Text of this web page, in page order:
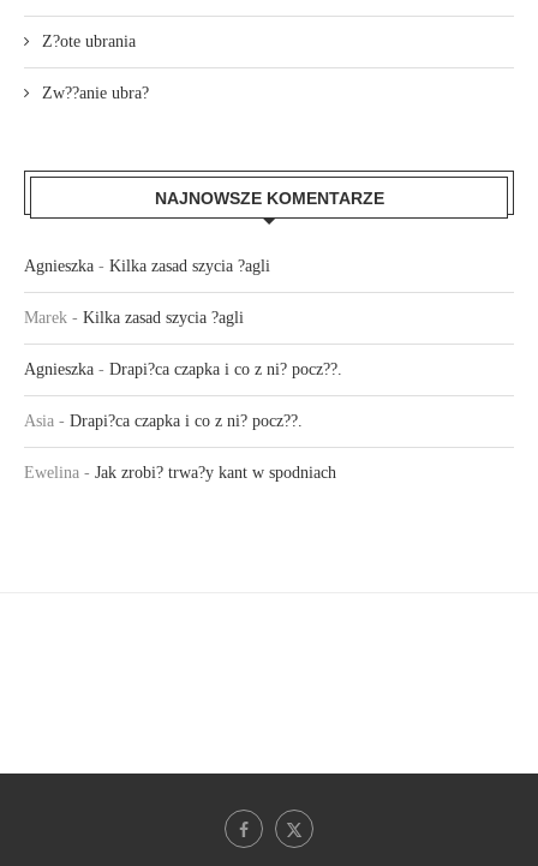
Z?ote ubrania
Zw??anie ubra?
NAJNOWSZE KOMENTARZE
Agnieszka - Kilka zasad szycia ?agli
Marek - Kilka zasad szycia ?agli
Agnieszka - Drapi?ca czapka i co z ni? pocz??.
Asia - Drapi?ca czapka i co z ni? pocz??.
Ewelina - Jak zrobi? trwa?y kant w spodniach